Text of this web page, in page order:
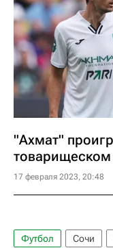
"Ахмат"
товарищеском
17 февраля 2023, 20:48
Футбол Сочи